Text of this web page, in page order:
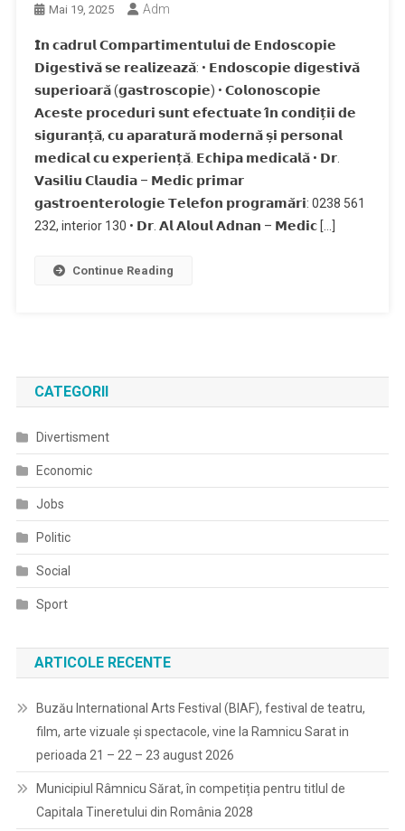
Mai 19, 2025 Adm
𝗜̂𝗻 𝗰𝗮𝗱𝗿𝘂𝗹 𝗖𝗼𝗺𝗽𝗮𝗿𝘁𝗶𝗺𝗲𝗻𝘁𝘂𝗹𝘂𝗶 𝗱𝗲 𝗘𝗻𝗱𝗼𝘀𝗰𝗼𝗽𝗶𝗲
𝗗𝗶𝗴𝗲𝘀𝘁𝗶𝘃𝗮̆ 𝘀𝗲 𝗿𝗲𝗮𝗹𝗶𝘇𝗲𝗮𝘇𝗮̆: • 𝗘𝗻𝗱𝗼𝘀𝗰𝗼𝗽𝗶𝗲 𝗱𝗶𝗴𝗲𝘀𝘁𝗶𝘃𝗮̆
𝘀𝘂𝗽𝗲𝗿𝗶𝗼𝗮𝗿𝗮̆ (𝗴𝗮𝘀𝘁𝗿𝗼𝘀𝗰𝗼𝗽𝗶𝗲) • 𝗖𝗼𝗹𝗼𝗻𝗼𝘀𝗰𝗼𝗽𝗶𝗲
𝗔𝗰𝗲𝘀𝘁𝗲 𝗽𝗿𝗼𝗰𝗲𝗱𝘂𝗿𝗶 𝘀𝘂𝗻𝘁 𝗲𝗳𝗲𝗰𝘁𝘂𝗮𝘁𝗲 𝗶̂𝗻 𝗰𝗼𝗻𝗱𝗶𝘁̦𝗶𝗶 𝗱𝗲
𝘀𝗶𝗴𝘂𝗿𝗮𝗻𝘁̦𝗮̆, 𝗰𝘂 𝗮𝗽𝗮𝗿𝗮𝘁𝘂𝗿𝗮̆ 𝗺𝗼𝗱𝗲𝗿𝗻𝗮̆ 𝘀̦𝗶 𝗽𝗲𝗿𝘀𝗼𝗻𝗮𝗹
𝗺𝗲𝗱𝗶𝗰𝗮𝗹 𝗰𝘂 𝗲𝘅𝗽𝗲𝗿𝗶𝗲𝗻𝘁̦𝗮̆. 𝗘𝗰𝗵𝗶𝗽𝗮 𝗺𝗲𝗱𝗶𝗰𝗮𝗹𝗮̆ • 𝗗𝗿.
𝗩𝗮𝘀𝗶𝗹𝗶𝘂 𝗖𝗹𝗮𝘂𝗱𝗶𝗮 – 𝗠𝗲𝗱𝗶𝗰 𝗽𝗿𝗶𝗺𝗮𝗿
𝗴𝗮𝘀𝘁𝗿𝗼𝗲𝗻𝘁𝗲𝗿𝗼𝗹𝗼𝗴𝗶𝗲 𝗧𝗲𝗹𝗲𝗳𝗼𝗻 𝗽𝗿𝗼𝗴𝗿𝗮𝗺𝗮̆𝗿𝗶: 0238 561
232, interior 130 • 𝗗𝗿. 𝗔𝗹 𝗔𝗹𝗼𝘂𝗹 𝗔𝗱𝗻𝗮𝗻 – 𝗠𝗲𝗱𝗶𝗰 […]
Continue Reading
CATEGORII
Divertisment
Economic
Jobs
Politic
Social
Sport
ARTICOLE RECENTE
Buzău International Arts Festival (BIAF), festival de teatru,
film, arte vizuale și spectacole, vine la Ramnicu Sarat in
perioada 21 – 22 – 23 august 2026
Municipiul Râmnicu Sărat, în competiția pentru titlul de
Capitala Tineretului din România 2028